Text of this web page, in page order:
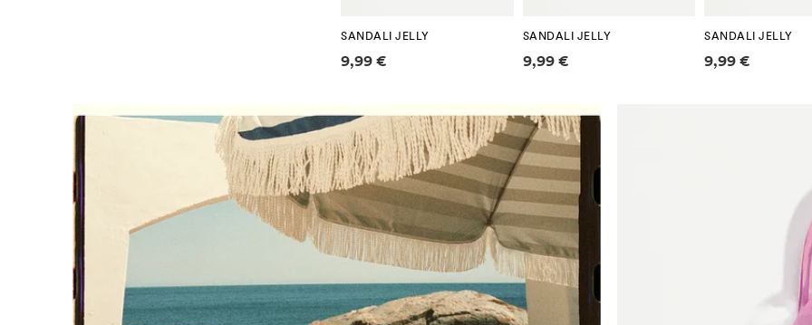
SANDALI JELLY
Informazioni sui prezzi
9,99 €
SANDALI JELLY
Informazioni sui prezzi
9,99 €
SANDALI JELLY
Informazioni
9,99 €